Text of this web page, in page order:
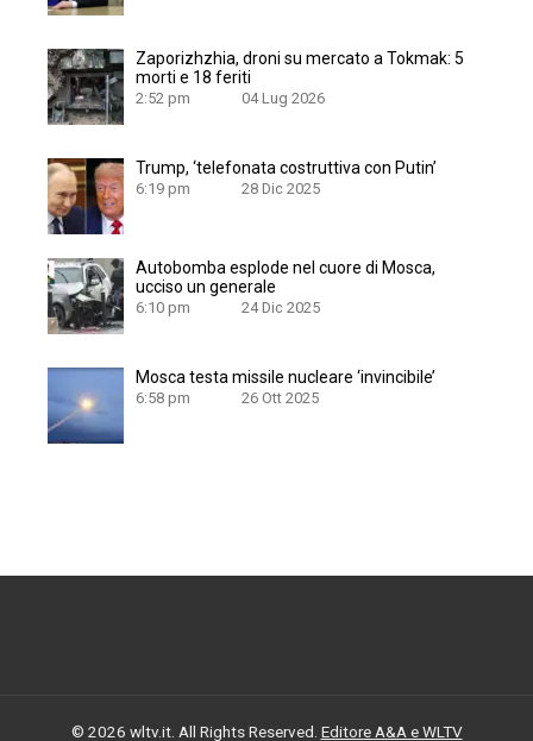
Zaporizhzhia, droni su mercato a Tokmak: 5
morti e 18 feriti
2:52 pm 04 Lug 2026
Trump, ‘telefonata costruttiva con Putin’
6:19 pm 28 Dic 2025
Autobomba esplode nel cuore di Mosca,
ucciso un generale
6:10 pm 24 Dic 2025
Mosca testa missile nucleare ‘invincibile’
6:58 pm 26 Ott 2025
© 2026 wltv.it. All Rights Reserved. Editore A&A e WLTV